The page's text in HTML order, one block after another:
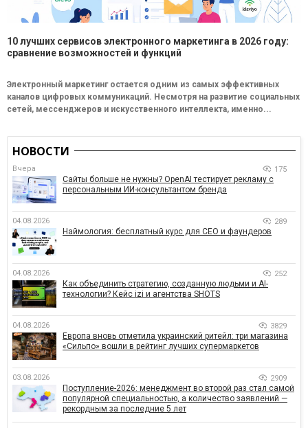
10 лучших сервисов электронного маркетинга в 2026 году:
сравнение возможностей и функций
Электронный маркетинг остается одним из самых эффективных
каналов цифровых коммуникаций. Несмотря на развитие социальных
сетей, мессенджеров и искусственного интеллекта, именно...
НОВОСТИ
Вчера 175
Сайты больше не нужны? OpenAI тестирует рекламу с
персональным ИИ-консультантом бренда
04.08.2026 289
Наймология: бесплатный курс для CEO и фаундеров
04.08.2026 252
Как объединить стратегию, созданную людьми и AI-
технологии? Кейс izi и агентства SHOTS
04.08.2026 3829
Европа вновь отметила украинский ритейл: три магазина
«Сильпо» вошли в рейтинг лучших супермаркетов
03.08.2026 2909
Поступление-2026: менеджмент во второй раз стал самой
популярной специальностью, а количество заявлений —
рекордным за последние 5 лет